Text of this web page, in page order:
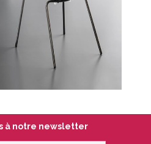
à notre newsletter